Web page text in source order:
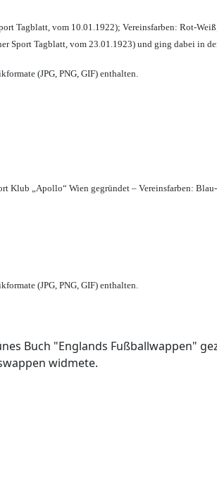
Tagblatt, vom 10.01.1922); Vereinsfarben: Rot-
Sport Tagblatt, vom 23.01.1923) und ging dabei in
(JPG, PNG, GIF) enthalten.
Klub „Apollo“ Wien gegründet – Vereinsfarben:
(JPG, PNG, GIF) enthalten.
Buch "Englands Fußballwappen"
widmete.